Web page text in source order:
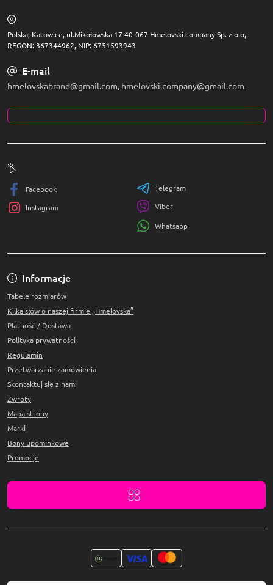
Polska, Katowice, ul.Mikołowska 17 40-067 Hmelovski company Sp. z o.o,
REGON: 367344962, NIP: 6751593943
E-mail
hmelovskabrand@gmail.com, hmelovski.company@gmail.com
Informacje
Tabele rozmiarów
Kilka słów o naszej firmie „Hmelovska”
Płatność / Dostawa
Polityka prywatności
Regulamin
Przetwarzanie zamówienia
Skontaktuj się z nami
Zwroty
Mapa strony
Marki
Bony upominkowe
Promocje
Facebook
Instagram
Telegram
Viber
Whatsapp